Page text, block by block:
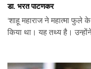
डा. भरत पाटणकर
‘शाहू महाराज ने महात्मा फुले
किया था। यह तथ्य है।